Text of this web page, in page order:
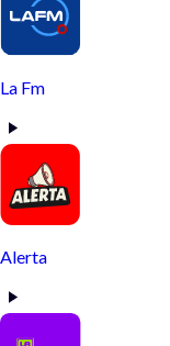
La Fm
Alerta